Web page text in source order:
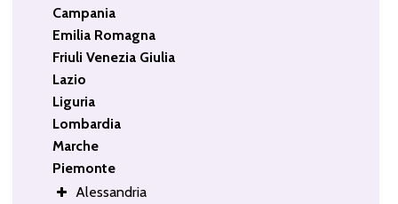
Campania
Emilia Romagna
Friuli Venezia Giulia
Lazio
Liguria
Lombardia
Marche
Piemonte
Alessandria